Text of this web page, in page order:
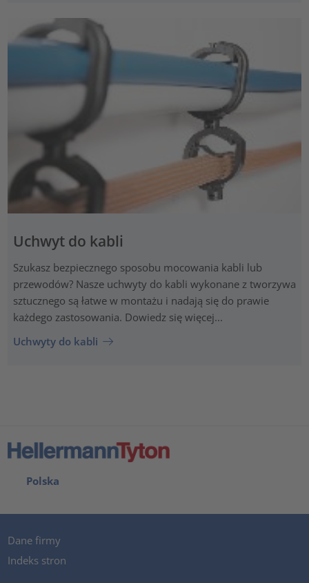
Uchwyt do kabli
Szukasz bezpiecznego sposobu mocowania kabli lub
przewodów? Nasze uchwyty do kabli wykonane z tworzywa
sztucznego są łatwe w montażu i nadają się do prawie
każdego zastosowania. Dowiedz się więcej...
Uchwyty do kabli
Polska
Dane firmy
Indeks stron